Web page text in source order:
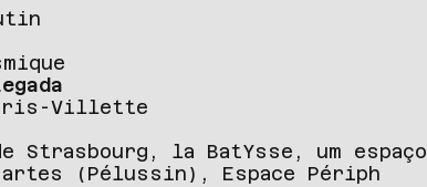
Villette
Strasbourg, la BatYsse, um espaço
artes (Pélussin), Espace Périph